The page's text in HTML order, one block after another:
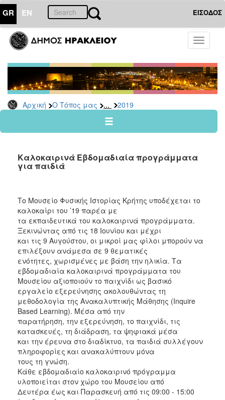
GR EN ΕΙΣΟΔΟΣ
Toggle
Αρχική Ο Τόπος μας ... 2019
ΤΟΠΟΣ
ΜΑΣ
Ανακοινώσεις
Αρχείο
2026
2024
2022
2019
2018
2017
2016
2015
2012
2011
ΔΗΜΟΣ
ΠΟΛΙΤΙΣΜΟΣ
Καλοκαιρινά Εβδομαδιαία προγράμματα
για παιδιά
Το Μουσείο Φυσικής Ιστορίας Κρήτης υποδέχεται το
καλοκαίρι του ’19 παρέα με
τα εκπαιδευτικά του καλοκαιρινά προγράμματα.
Ξεκινώντας από τις 18 Ιουνίου και μέχρι
και τις 9 Αυγούστου, οι μικροί μας φίλοι μπορούν να
επιλέξουν ανάμεσα σε 9 θεματικές
ενότητες, χωρισμένες με βάση την ηλικία. Τα
εβδομαδιαία καλοκαιρινά προγράμματα του
Μουσείου αξιοποιούν το παιχνίδι ως βασικό
εργαλείο εξερεύνησης ακολουθώντας τη
μεθοδολογία της Ανακαλυπτικής Μάθησης (Inquire
Based Learning). Μέσα από την
παρατήρηση, την εξερεύνηση, το παιχνίδι, τις
κατασκευές, τη διάδραση, τα ψηφιακά μέσα
και την έρευνα στο διαδίκτυο, τα παιδιά συλλέγουν
πληροφορίες και ανακαλύπτουν μόνα
τους τη γνώση.
Κάθε εβδομαδιαίο καλοκαιρινό πρόγραμμα
υλοποιείται στον χώρο του Μουσείου από
Δευτέρα έως και Παρασκευή από τις 09:00 - 15:00